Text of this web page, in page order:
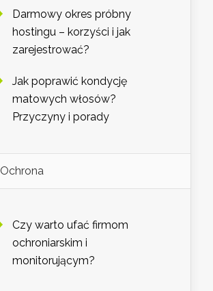
Darmowy okres próbny
hostingu – korzyści i jak
zarejestrować?
Jak poprawić kondycję
matowych włosów?
Przyczyny i porady
Ochrona
Czy warto ufać firmom
ochroniarskim i
monitorującym?